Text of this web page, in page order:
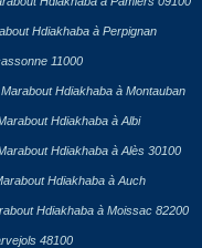
Hdiakhaba à Perpignan
11000
Marabout Hdiakhaba à Montauban
Hdiakhaba à Albi
Hdiakhaba à Alès 30100
Hdiakhaba à Auch
Hdiakhaba à Moissac 82200
48100